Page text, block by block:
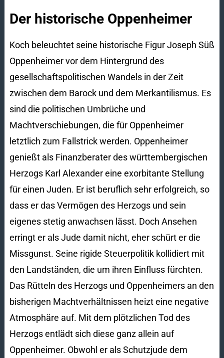
Der historische Oppenheimer
Koch beleuchtet seine historische Figur Joseph Süß
Oppenheimer vor dem Hintergrund des
gesellschaftspolitischen Wandels in der Zeit
zwischen dem Barock und dem Merkantilismus. Es
sind die politischen Umbrüche und
Machtverschiebungen, die für Oppenheimer
letztlich zum Fallstrick werden. Oppenheimer
genießt als Finanzberater des württembergischen
Herzogs Karl Alexander eine exorbitante Stellung
für einen Juden. Er ist beruflich sehr erfolgreich, so
dass er das Vermögen des Herzogs und sein
eigenes stetig anwachsen lässt. Doch Ansehen
erringt er als Jude damit nicht, eher schürt er die
Missgunst. Seine rigide Steuerpolitik kollidiert mit
den Landständen, die um ihren Einfluss fürchten.
Das Rütteln des Herzogs und Oppenheimers an den
bisherigen Machtverhältnissen heizt eine negative
Atmosphäre auf. Mit dem plötzlichen Tod des
Herzogs entlädt sich diese ganz allein auf
Oppenheimer. Obwohl er als Schutzjude dem